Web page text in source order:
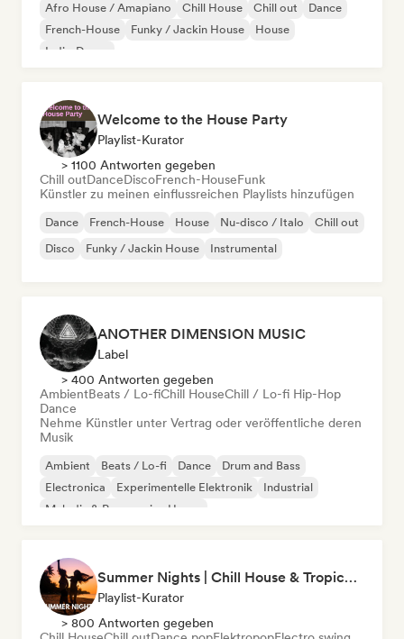
Afro House / Amapiano Chill House Chill out
Dance
French-House
Funky / Jackin House
House
Indie-Dance
Welcome to the House Party
Playlist-Kurator
> 1100 Antworten gegeben
Chill outDanceDiscoFrench-HouseFunk
Künstler zu meinen einflussreichen Playlists hinzufügen
Dance French-House House Nu-disco / Italo
Chill out
Disco
Funky / Jackin House Instrumental
ANOTHER DIMENSION MUSIC
Label
> 400 Antworten gegeben
AmbientBeats / Lo-fiChill HouseChill / Lo-fi Hip-Hop
Dance
Nehme Künstler unter Vertrag oder veröffentliche deren
Musik
Ambient Beats / Lo-fi Dance
Drum and Bass
Electronica
Experimentelle Elektronik
Industrial
Melodic & Progressive House
Summer Nights | Chill House & Tropical Beats
Playlist-Kurator
> 800 Antworten gegeben